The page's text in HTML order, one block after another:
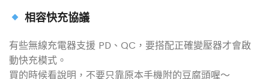
相容快充協議
有些無線充電器支援 PD、QC，要搭配正確變壓器才會啟
動快充模式。
買的時候看說明，不要只靠原本手機附的豆腐頭喔～